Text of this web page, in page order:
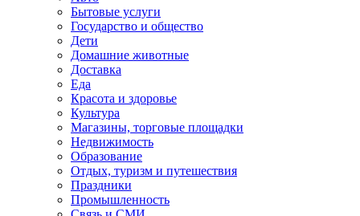
Бытовые услуги
Государство и общество
Дети
Домашние животные
Доставка
Еда
Красота и здоровье
Культура
Магазины, торговые площадки
Недвижимость
Образование
Отдых, туризм и путешествия
Праздники
Промышленность